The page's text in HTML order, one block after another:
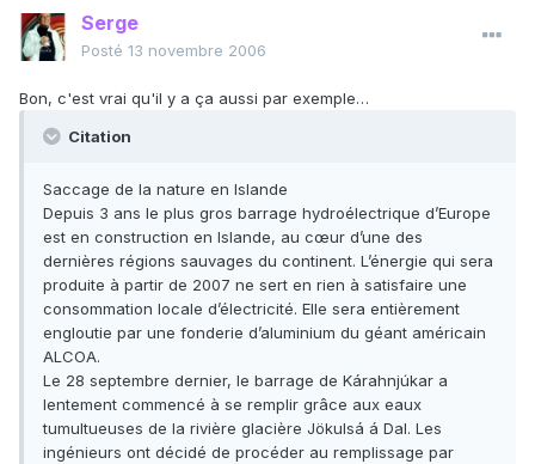
Serge
Posté 13 novembre 2006
Bon, c'est vrai qu'il y a ça aussi par exemple…
Citation
Saccage de la nature en Islande
Depuis 3 ans le plus gros barrage hydroélectrique d’Europe
est en construction en Islande, au cœur d’une des
dernières régions sauvages du continent. L’énergie qui sera
produite à partir de 2007 ne sert en rien à satisfaire une
consommation locale d’électricité. Elle sera entièrement
engloutie par une fonderie d’aluminium du géant américain
ALCOA.
Le 28 septembre dernier, le barrage de Kárahnjúkar a
lentement commencé à se remplir grâce aux eaux
tumultueuses de la rivière glacière Jökulsá á Dal. Les
ingénieurs ont décidé de procéder au remplissage par